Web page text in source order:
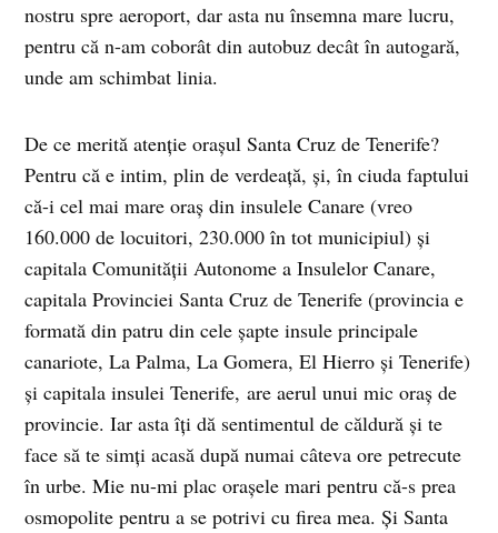
nostru spre aeroport, dar asta nu însemna mare lucru,
pentru că n-am coborât din autobuz decât în autogară,
unde am schimbat linia.
De ce merită atenţie oraşul Santa Cruz de Tenerife?
Pentru că e intim, plin de verdeaţă, şi, în ciuda faptului
că-i cel mai mare oraş din insulele Canare (vreo
160.000 de locuitori, 230.000 în tot municipiul) şi
capitala Comunităţii Autonome a Insulelor Canare,
capitala Provinciei Santa Cruz de Tenerife (provincia e
formată din patru din cele şapte insule principale
canariote, La Palma, La Gomera, El Hierro şi Tenerife)
şi capitala insulei Tenerife, are aerul unui mic oraş de
provincie. Iar asta îţi dă sentimentul de căldură şi te
face să te simţi acasă după numai câteva ore petrecute
în urbe. Mie nu-mi plac oraşele mari pentru că-s prea
osmopolite pentru a se potrivi cu firea mea. Şi Santa